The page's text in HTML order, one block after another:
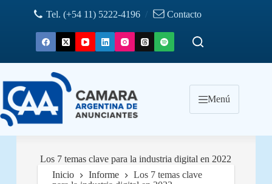
Tel. (+54 11) 5222-4196 / Contacto
Menú
Los 7 temas clave para la industria digital en 2022
Inicio Informe
Los 7 temas clave